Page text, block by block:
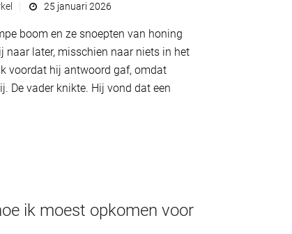
25 januari 2026
boom en ze snoepten van honing
naar later, misschien naar niets in het
voordat hij antwoord gaf, omdat
De vader knikte. Hij vond dat een
ik moest opkomen voor